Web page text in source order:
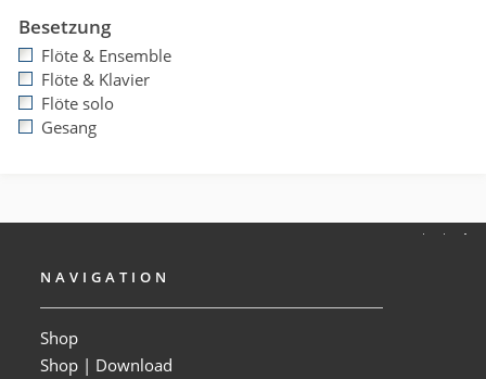
Besetzung
Flöte & Ensemble
Flöte & Klavier
Flöte solo
Gesang
NAVIGATION
Shop
Shop | Download